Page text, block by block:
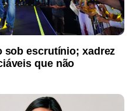
sob escrutínio; xadrez
que não